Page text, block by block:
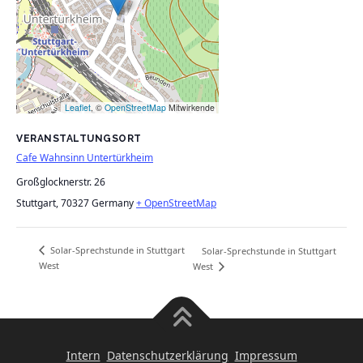
VERANSTALTUNGSORT
Cafe Wahnsinn Untertürkheim
Großglocknerstr. 26
Stuttgart,70327Germany+ OpenStreetMap
Leaflet, ©OpenStreetMap Mitwirkende
Solar-Sprechstunde in Stuttgart
West
Solar-Sprechstunde in Stuttgart
West
Intern Datenschutzerklärung Impressum